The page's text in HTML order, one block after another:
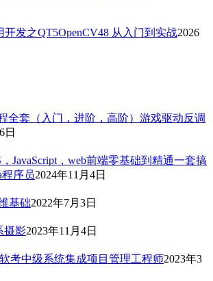
开发之QT5OpenCV48 从入门到实战2026
全套（入门，进阶，高阶）游戏驱动反调
日
JavaScript，web前端零基础到精通一套搞
程序员2024年11月4日
基础2022年7月3日
摄影2023年11月4日
考中级系统集成项目管理工程师2023年3